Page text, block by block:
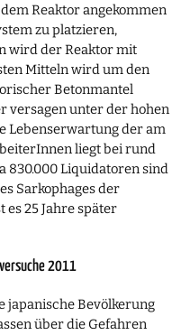
Reaktor angekommen
zu platzieren,
wird der Reaktor mit
Mitteln wird um den
Betonmantel
versagen unter der hohen
Lebenserwartung der am
liegt bei rund
830.000 Liquidatoren sind
Sarkophages der
25 Jahre später
2011
japanische Bevölkerung
über die Gefahren